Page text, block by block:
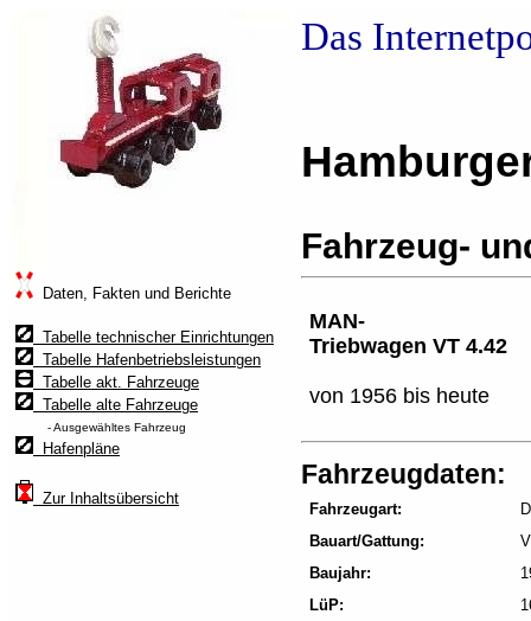
Daten, Fakten und Berichte
Tabelle technischer Einrichtungen
Tabelle Hafenbetriebsleistungen
Tabelle akt. Fahrzeuge
Tabelle alte Fahrzeuge
- Ausgewähltes Fahrzeug
Hafenpläne
Zur Inhaltsübersicht
Das
Fahrzeug-
MAN-
Triebwagen VT 4.42
von 1956 bis heute
Fahrzeugdaten:
Fahrzeugart:
Bauart/Gattung:
Baujahr:
LüP: